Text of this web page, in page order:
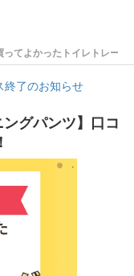
ってよかったトイレトレー
終了のお知らせ
ングパンツ】口コ